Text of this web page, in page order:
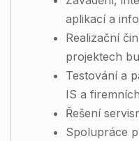
aplikací a
Realizační
projektech
Testování a
IS a
Řešení
Spolupráce